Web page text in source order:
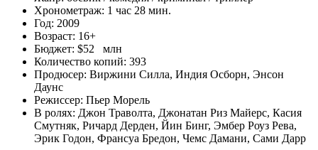
Хронометраж: 1 час 28 мин.
Год: 2009
Возраст: 16+
Бюджет: $52 млн
Количество копий: 393
Продюсер: Виржини Силла, Индия Осборн, Энсон
Даунс
Режиссер: Пьер Морель
В ролях: Джон Траволта, Джонатан Риз Майерс, Касия
Смутняк, Ричард Дерден, Йин Бинг, Эмбер Роуз Рева,
Эрик Годон, Франсуа Бредон, Чемс Дамани, Сами Дарр